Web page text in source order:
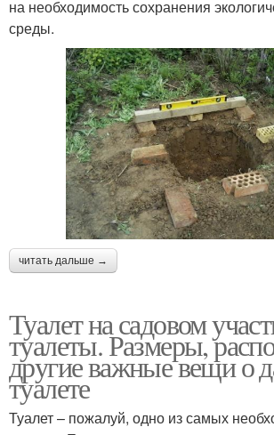
на необходимость сохранения
среды.
читать дальше →
Туалет на садовом
туалеты. Размеры,
другие важные вещи о
туалете
Туалет – пожалуй, одно из самых